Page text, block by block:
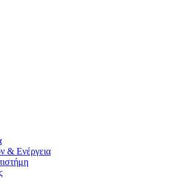
& Ενέργεια